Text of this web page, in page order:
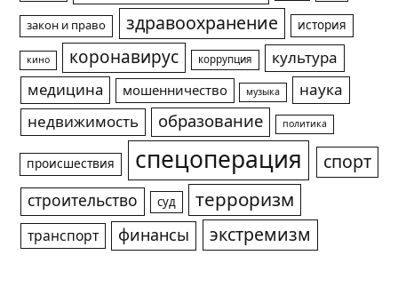
закон и право здравоохранение история
кино коронавирус коррупция
культура
медицина
мошенничество музыка
наука
недвижимость
образование политика
происшествия спецоперация спорт
строительство суд терроризм
транспорт финансы экстремизм